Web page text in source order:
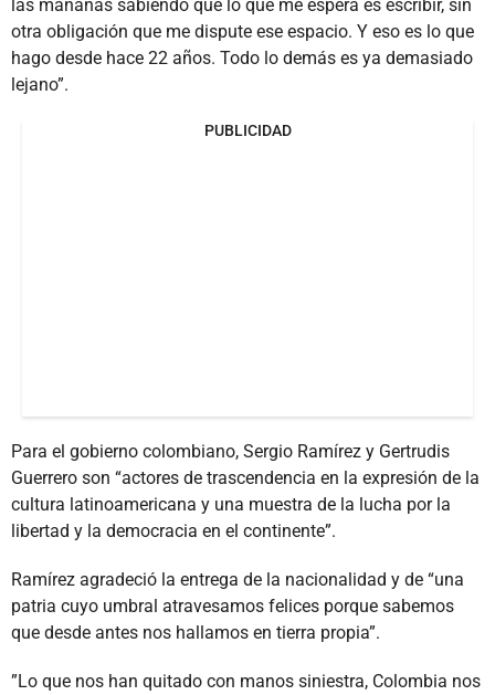
las mañanas sabiendo que lo que me espera es escribir, sin
otra obligación que me dispute ese espacio. Y eso es lo que
hago desde hace 22 años. Todo lo demás es ya demasiado
lejano”.
PUBLICIDAD
Para el gobierno colombiano, Sergio Ramírez y Gertrudis
Guerrero son “actores de trascendencia en la expresión de la
cultura latinoamericana y una muestra de la lucha por la
libertad y la democracia en el continente”.
Ramírez agradeció la entrega de la nacionalidad y de “una
patria cuyo umbral atravesamos felices porque sabemos
que desde antes nos hallamos en tierra propia”.
”Lo que nos han quitado con manos siniestra, Colombia nos